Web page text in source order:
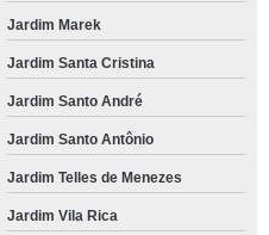
Jardim Marek
Jardim Santa Cristina
Jardim Santo André
Jardim Santo Antônio
Jardim Telles de Menezes
Jardim Vila Rica